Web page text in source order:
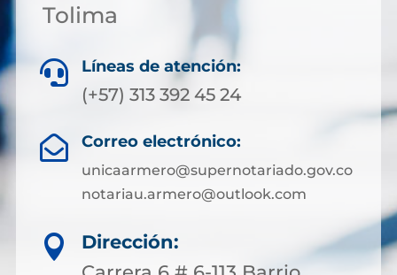
Tolima
 Líneas de atención:
(+57) 313 392 45 24
 Correo electrónico:
unicaarmero@supernotariado.gov.co
notariau.armero@outlook.com

Dirección: